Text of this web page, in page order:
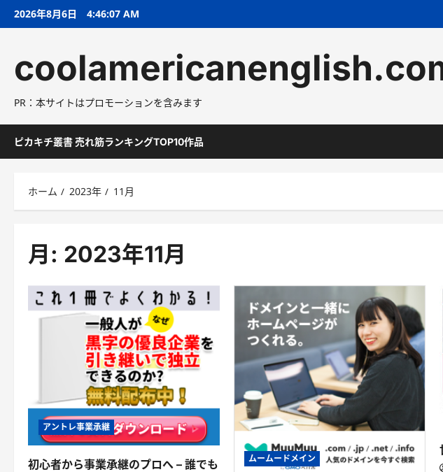
2026年8月6日 4:46:08 AM
PR：本サイトはプロモーションを含みます
ピカキチ叢書 売れ筋ランキングTOP10作品
ホーム 2023年 11月
月: 2023年11月
アントレ事業承継
初心者から事業承継のプロへ – 誰でも
ムームードメイン